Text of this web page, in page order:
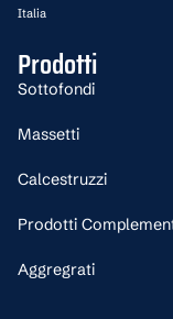
Italia
Prodotti
Sottofondi
Massetti
Calcestruzzi
Prodotti
Aggregrati